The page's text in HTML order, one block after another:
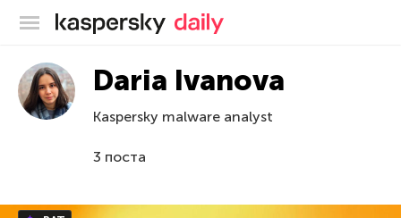
Блог Касперского
Daria Ivanova
Kaspersky malware analyst
3 поста